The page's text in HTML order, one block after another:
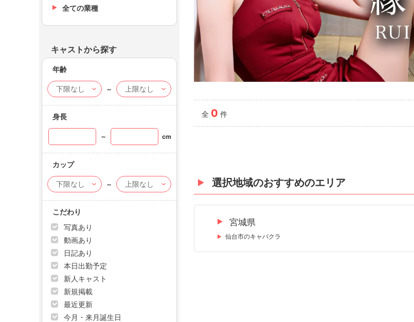
縁 るい- enishi rui
全 0 件
選択地域のおすすめのエリア
宮城県
仙台市のキャバクラ
全ての業種
キャストから探す
年齢
～
身長
～ cm
カップ
～
こだわり
写真あり
動画あり
日記あり
本日出勤予定
新人キャスト
新規掲載
最近更新
今月・来月誕生日